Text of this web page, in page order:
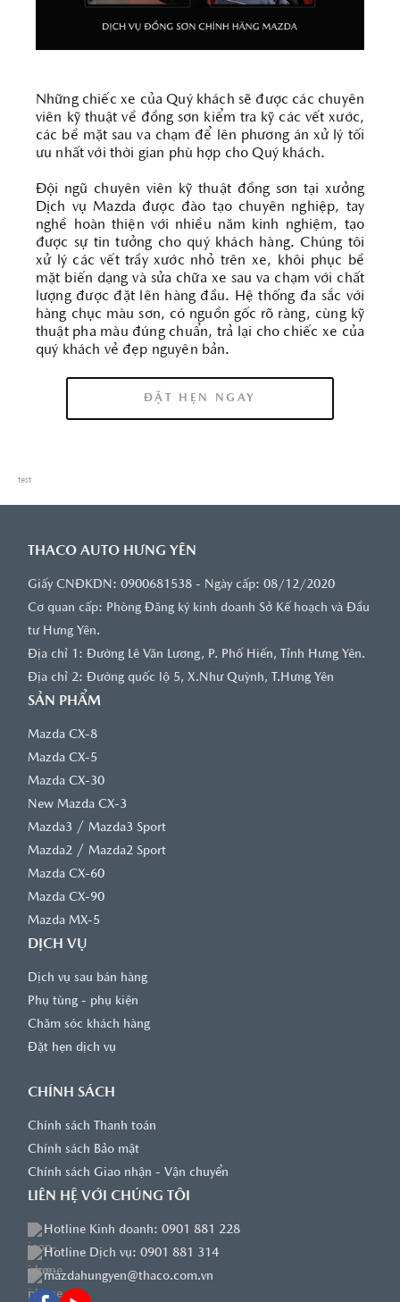
Những chiếc xe của Quý khách sẽ được các chuyên
viên kỹ thuật về đồng sơn kiểm tra kỹ các vết xước,
các bề mặt sau va chạm để lên phương án xử lý tối
ưu nhất với thời gian phù hợp cho Quý khách.
Đội ngũ chuyên viên kỹ thuật đồng sơn tại xưởng
Dịch vụ Mazda được đào tạo chuyên nghiệp, tay
nghề hoàn thiện với nhiều năm kinh nghiệm, tạo
được sự tin tưởng cho quý khách hàng. Chúng tôi
xử lý các vết trầy xước nhỏ trên xe, khôi phục bề
mặt biến dạng và sửa chữa xe sau va chạm với chất
lượng được đặt lên hàng đầu. Hệ thống đa sắc với
hàng chục màu sơn, có nguồn gốc rõ ràng, cùng kỹ
thuật pha màu đúng chuẩn, trả lại cho chiếc xe của
quý khách vẻ đẹp nguyên bản.
ĐẶT HẸN NGAY
test
THACO AUTO HƯNG YÊN
Giấy CNĐKDN: 0900681538 - Ngày cấp: 08/12/2020
Cơ quan cấp: Phòng Đăng ký kinh doanh Sở Kế hoạch và Đầu
tư Hưng Yên.
Địa chỉ 1: Đường Lê Văn Lương, P. Phố Hiến, Tỉnh Hưng Yên.
Địa chỉ 2: Đường quốc lộ 5, X.Như Quỳnh, T.Hưng Yên
SẢN PHẨM
Mazda CX-8
Mazda CX-5
Mazda CX-30
New Mazda CX-3
Mazda3 / Mazda3 Sport
Mazda2 / Mazda2 Sport
Mazda CX-60
Mazda CX-90
Mazda MX-5
DỊCH VỤ
Dịch vụ sau bán hàng
Phụ tùng - phụ kiện
Chăm sóc khách hàng
Đặt hẹn dịch vụ
CHÍNH SÁCH
Chính sách Thanh toán
Chính sách Bảo mật
Chính sách Giao nhận - Vận chuyển
LIÊN HỆ VỚI CHÚNG TÔI
Hotline Kinh doanh: 0901 881 228
Hotline Dịch vụ: 0901 881 314
mazdahungyen@thaco.com.vn